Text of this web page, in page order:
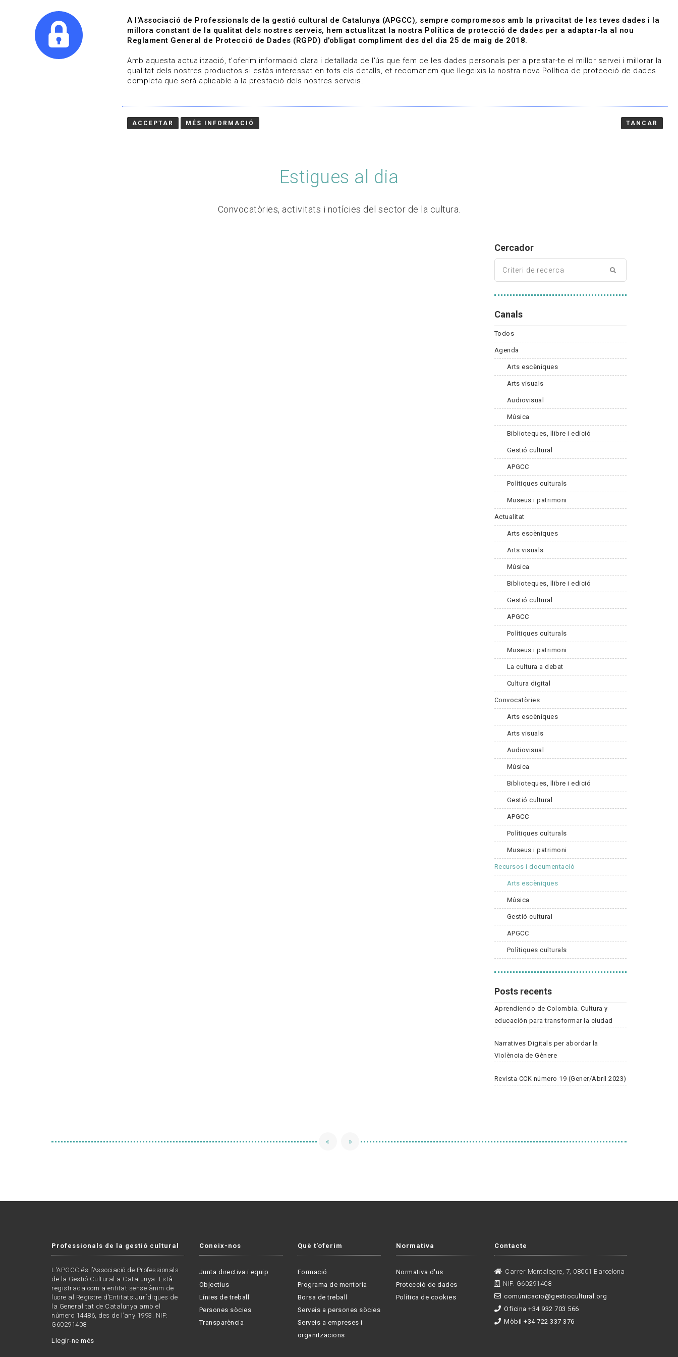
Qui som Línies de treball Projectes Serveis A qui representem Contacte
Estigues al dia
Convocatòries, activitats i notícies del sector de la cultura.
Cercador
Canals
Todos
Agenda
Arts escèniques
Arts visuals
Audiovisual
Música
Biblioteques, llibre i edició
Gestió cultural
APGCC
Polítiques culturals
Museus i patrimoni
Actualitat
Arts escèniques
Arts visuals
Música
Biblioteques, llibre i edició
Gestió cultural
APGCC
Polítiques culturals
Museus i patrimoni
La cultura a debat
Cultura digital
Convocatòries
Arts escèniques
Arts visuals
Audiovisual
Música
Biblioteques, llibre i edició
Gestió cultural
APGCC
Polítiques culturals
Museus i patrimoni
Recursos i documentació
Arts escèniques
Música
Gestió cultural
APGCC
Polítiques culturals
Posts recents
Aprendiendo de Colombia. Cultura y
educación para transformar la ciudad
Narratives Digitals per abordar la
Violència de Gènere
Revista CCK número 19 (Gener/Abril 2023)
« »
Professionals de la gestió cultural
L'APGCC és l’Associació de Professionals
de la Gestió Cultural a Catalunya. Està
registrada com a entitat sense ànim de
lucre al Registre d’Entitats Jurídiques de
la Generalitat de Catalunya amb el
número 14486, des de l’any 1993. NIF:
G60291408
Llegir-ne més
Coneix-nos
Junta directiva i equip
Objectius
Línies de treball
Persones sòcies
Transparència
Què t'oferim
Formació
Programa de mentoria
Borsa de treball
Serveis a persones sòcies
Serveis a empreses i
organitzacions
Normativa
Normativa d'us
Protecció de dades
Política de cookies
Contacte
Carrer Montalegre, 7, 08001 Barcelona
NIF. G60291408
comunicacio@gestiocultural.org
Oficina +34 932 703 566
Mòbil +34 722 337 376
A l'Associació de Professionals de la gestió cultural de Catalunya (APGCC), sempre compromesos amb la privacitat de les teves dades i la
millora constant de la qualitat dels nostres serveis, hem actualitzat la nostra Política de protecció de dades per a adaptar-la al nou
Reglament General de Protecció de Dades (RGPD) d'obligat compliment des del dia 25 de maig de 2018.
Amb aquesta actualització, t'oferim informació clara i detallada de l'ús que fem de les dades personals per a prestar-te el millor servei i millorar la
qualitat dels nostres productos.si estàs interessat en tots els detalls, et recomanem que llegeixis la nostra nova Política de protecció de dades
completa que serà aplicable a la prestació dels nostres serveis.
ACCEPTAR MÉS INFORMACIÓ TANCAR